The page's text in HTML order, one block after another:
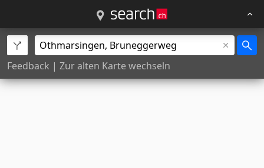
Feedback | Zur alten Karte wechseln